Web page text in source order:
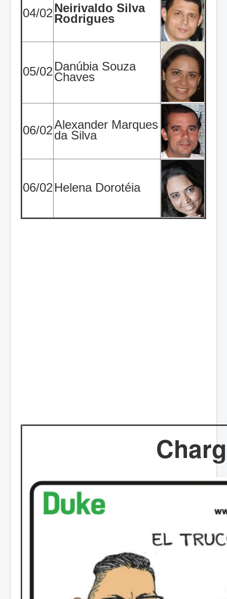
04/02Neirivaldo Silva
Rodrigues
05/02 Danúbia Souza
Chaves
06/02Alexander Marques
da Silva
06/02 Helena Dorotéia